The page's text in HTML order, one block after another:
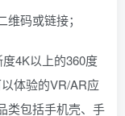
码或链接；
4K以上的360度
体验的VR/AR应
类包括手机壳、手